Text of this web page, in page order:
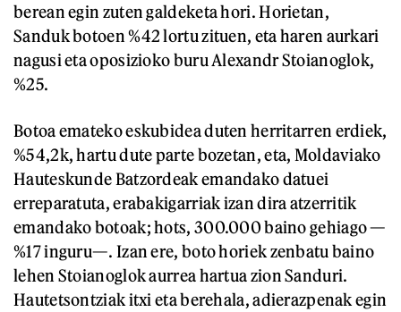
berean egin zuten galdeketa hori. Horietan,
Sanduk botoen %42 lortu zituen, eta haren aurkari
nagusi eta oposizioko buru Alexandr Stoianoglok,
%25.
Botoa emateko eskubidea duten herritarren erdiek,
%54,2k, hartu dute parte bozetan, eta, Moldaviako
Hauteskunde Batzordeak emandako datuei
erreparatuta, erabakigarriak izan dira atzerritik
emandako botoak; hots, 300.000 baino gehiago —
%17 inguru—. Izan ere, boto horiek zenbatu baino
lehen Stoianoglok aurrea hartua zion Sanduri.
Hautetsontziak itxi eta berehala, adierazpenak egin